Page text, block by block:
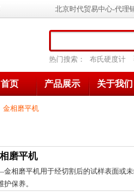
热门搜索： 布氏硬度计
首页 产品展示 关于我们
北京时代贸易中心-代理
金相磨平机
磨平机
金相磨平机用于经切割后的试样表面或
护保养。